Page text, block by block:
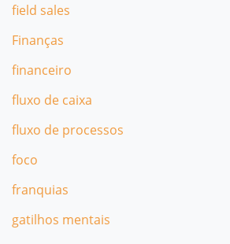
field sales
Finanças
financeiro
fluxo de caixa
fluxo de processos
foco
franquias
gatilhos mentais